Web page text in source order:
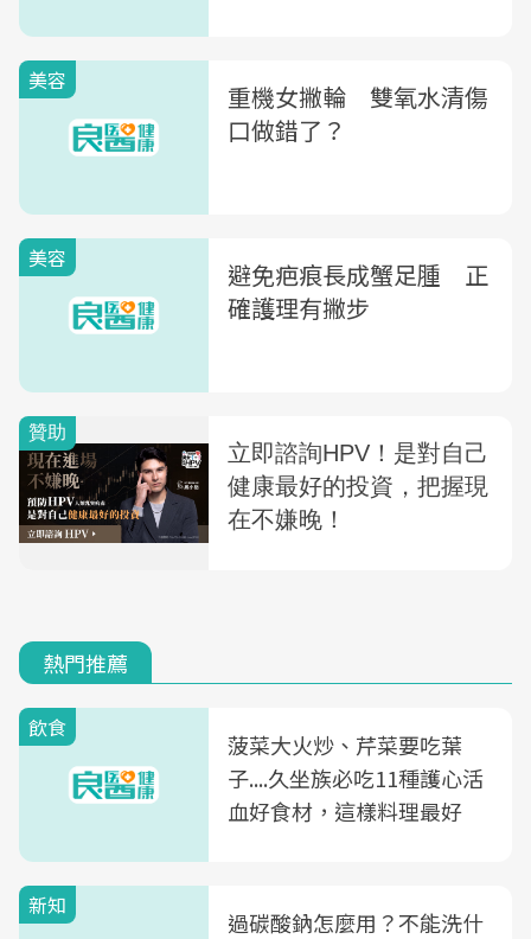
美容
重機女撇輪 雙氧水清傷
口做錯了？
美容
避免疤痕長成蟹足腫 正
確護理有撇步
熱門推薦
飲食
菠菜大火炒、芹菜要吃葉
子....久坐族必吃11種護心活
血好食材，這樣料理最好
新知
過碳酸鈉怎麼用？不能洗什